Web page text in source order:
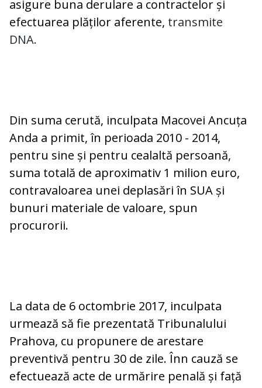
asigure buna derulare a contractelor și
efectuarea plăților aferente, transmite
DNA.
Din suma cerută, inculpata Macovei Ancuța
Anda a primit, în perioada 2010 - 2014,
pentru sine și pentru cealaltă persoană,
suma totală de aproximativ 1 milion euro,
contravaloarea unei deplasări în SUA și
bunuri materiale de valoare, spun
procurorii.
La data de 6 octombrie 2017, inculpata
urmează să fie prezentată Tribunalului
Prahova, cu propunere de arestare
preventivă pentru 30 de zile. Înn cauză se
efectuează acte de urmărire penală și față